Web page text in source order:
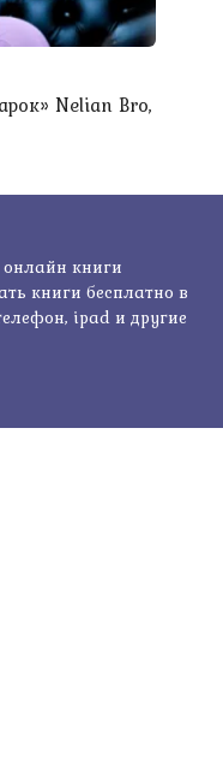
Nelian Bro,
онлайн книги
книги бесплатно в
ipad и другие